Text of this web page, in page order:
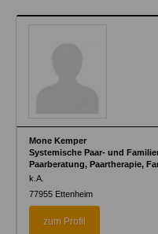
Mone Kemper
Systemische Paar- und
Paarberatung, Paartherapie,
k.A.
77955 Ettenheim
zum Profil